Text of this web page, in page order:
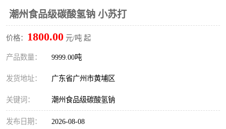
潮州食品级碳酸氢钠 小苏打
价格： 1800.00 元/吨 起
产品数量： 9999.00吨
发货地址： 广东省广州市黄埔区
关键词： 潮州食品级碳酸氢钠
发布日期： 2026-08-08
聚合硫酸铁 磷酸二氢钠
大苏打